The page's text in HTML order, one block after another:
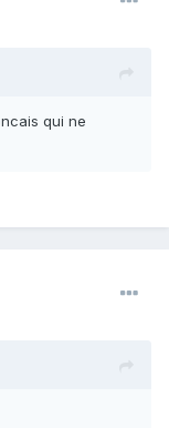
qui ne